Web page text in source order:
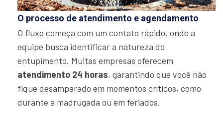
O processo de atendimento e agendamento
O fluxo começa com um contato rápido, onde a
equipe busca identificar a natureza do
entupimento. Muitas empresas oferecem
atendimento 24 horas, garantindo que você não
fique desamparado em momentos críticos, como
durante a madrugada ou em feriados.